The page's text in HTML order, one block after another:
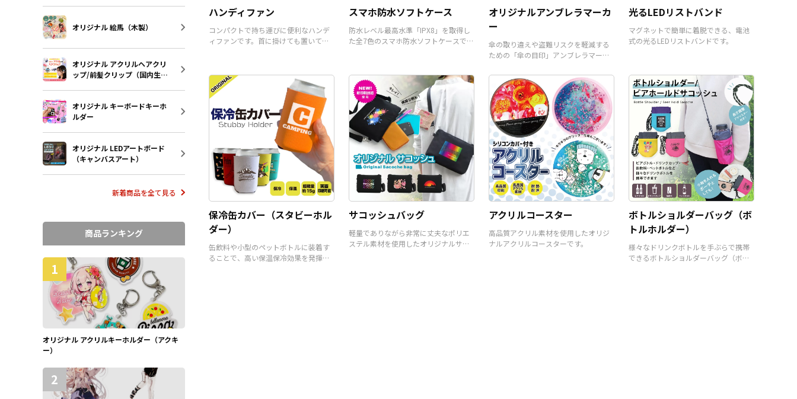
オリジナル 絵馬（木製）
オリジナル アクリルヘアクリ
ップ/前髪クリップ（国内生
オリジナル キーボードキーホ
ルダー
オリジナル LEDアートボード
（キャンバスアート）
新着商品を全て見る
商品ランキング
1
オリジナル アクリルキーホルダー（アクキ
ー）
2
ハンディファン
コンパクトで持ち運びに便利なハンデ
ィファンです。首に掛けても置いて使
スマホ防水ソフトケース
防水レベル最高水準「IPX8」を取得し
た全7色のスマホ防水ソフトケースで
オリジナルアンブレラマーカ
ー
傘の取り違えや盗難リスクを軽減する
ための「傘の目印」アンブレラマーカ
光るLEDリストバンド
マグネットで簡単に着脱できる、電池
式の光るLEDリストバンドです。
保冷缶カバー（スタビーホル
ダー）
缶飲料や小型のペットボトルに装着す
ることで、高い保温保冷効果を発揮す
サコッシュバッグ
軽量でありながら非常に丈夫なポリエ
ステル素材を使用したオリジナルサコ
アクリルコースター
高品質アクリル素材を使用したオリジ
ナルアクリルコースターです。
ボトルショルダーバッグ（ボ
トルホルダー）
様々なドリンクボトルを手ぶらで携帯
できるボトルショルダーバッグ（ボト